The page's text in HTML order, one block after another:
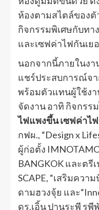
ห้องตามสไตล์ของตั
กิจกรรมพิเศษกับทา
และเซฟค่าไฟกันเย
นอกจากนี้ภายในง
แชร์ประสบการณ์จ
พร้อมตัวแทนผู้ใช้งา
จัดงาน อาทิ กิจกร
ไฟแพงขึ้น เซฟค่าไฟ
กฟผ., “Design x
ผู้ก่อตั้ง
BANGKOK และตรี
SCAPE, “เสริมควา
ดามฮวงจุ้ย และ
ดร.เอิ้น ปานระพี รพี